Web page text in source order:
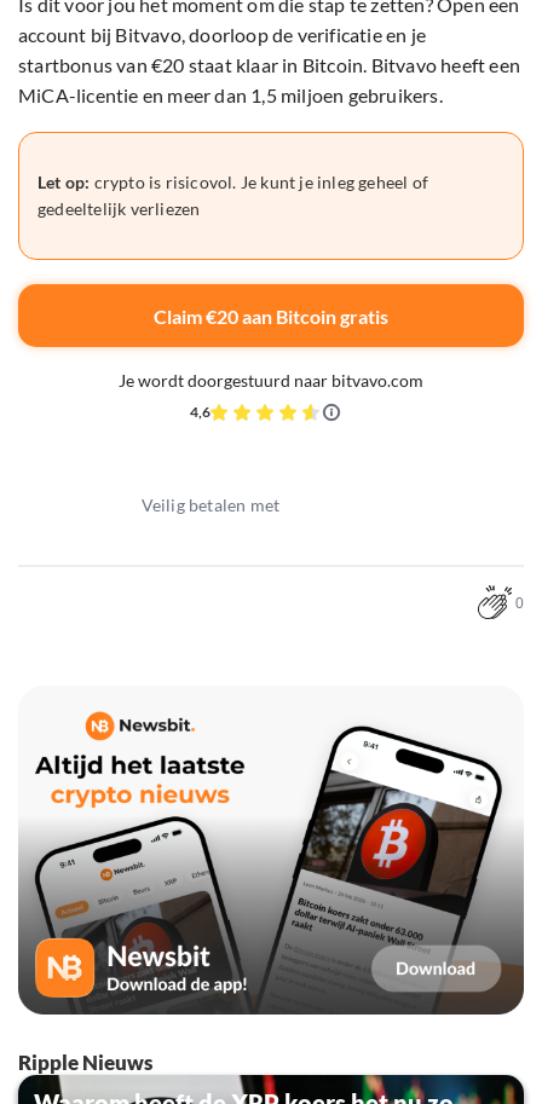
account bij Bitvavo, doorloop de verificatie en je
startbonus van €20 staat klaar in Bitcoin. Bitvavo heeft een
MiCA-licentie en meer dan 1,5 miljoen gebruikers.
Let op: crypto is risicovol. Je kunt je inleg geheel of
gedeeltelijk verliezen
Claim €20 aan Bitcoin gratis
Je wordt doorgestuurd naar bitvavo.com
4,6
Veilig betalen met
0
Ripple Nieuws